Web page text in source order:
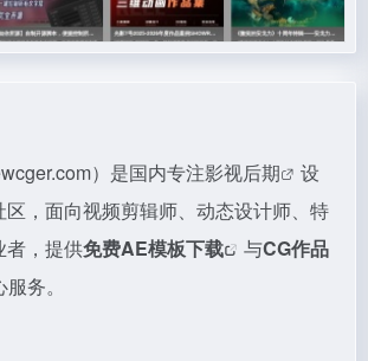
）是国内专注影视后期
设
，面向视频剪辑师、动态设计师、特
者，提供免费AE模板下载 与CG作品
务。